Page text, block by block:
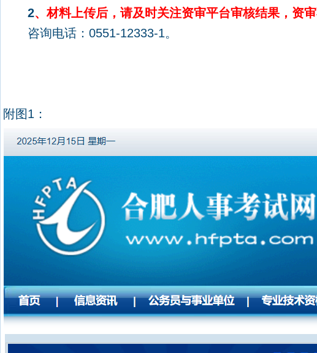
2、材料上传后，请及时关注资审平台审核结果，资
咨询电话： 0551-12333-1。
附图1 ：